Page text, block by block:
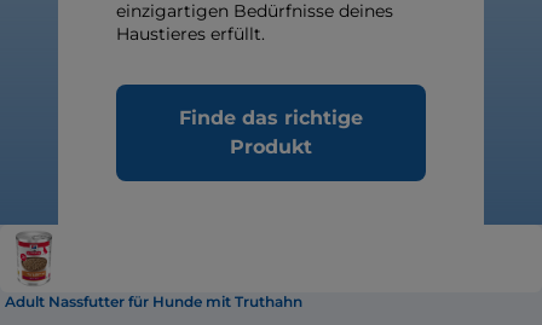
einzigartigen Bedürfnisse deines
Haustieres erfüllt.
Finde das richtige
Produkt
Adult Nassfutter für Hunde mit Truthahn